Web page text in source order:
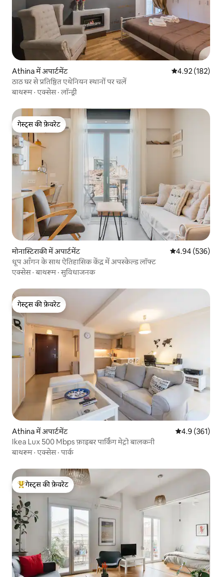
Athina में अपार्टमेंट औसत रेटिंग 5 में से
4.92 (182)
ठाठ घर से प्रतिष्ठित एथेनियन स्थानों पर चलें
बाथरूम·एक्सेस·लॉन्ड्री
गेस्ट्स की फ़ेवरेट
गेस्ट्स की फ़ेवरेट
मोनास्टिराकी में अपार्टमेंट औसत रेटिंग 5 में से
4.94 (536)
धूप आँगन के साथ ऐतिहासिक केंद्र में अपस्केल्ड लॉफ्ट
एक्सेस·बाथरूम·सुविधाजनक
गेस्ट्स की फ़ेवरेट
गेस्ट्स की फ़ेवरेट
Athina में अपार्टमेंट औसत रेटिंग 5 में
4.9 (361)
Ikea Lux 500 Mbps फ़ाइबर पार्किंग मेट्रो बालकनी
बाथरूम·एक्सेस·पार्क
गेस्ट्स का टॉप फ़ेवरेट
गेस्ट्स की फ़ेवरेट